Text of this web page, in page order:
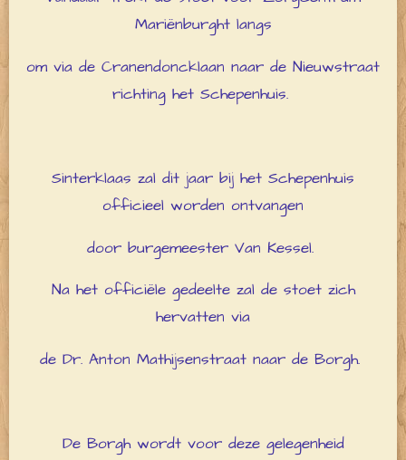
Mariënburght langs
om via de Cranendoncklaan naar de Nieuwstraat
richting het Schepenhuis.
Sinterklaas zal dit jaar bij het Schepenhuis
officieel worden ontvangen
door burgemeester Van Kessel.
Na het officiële gedeelte zal de stoet zich
hervatten via
de Dr. Anton Mathijsenstraat naar de Borgh.
De Borgh wordt voor deze gelegenheid